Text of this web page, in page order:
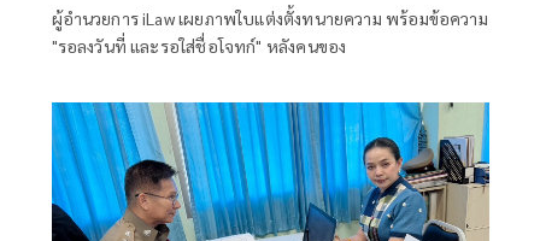
ผู้อำนวยการ iLaw เผยภาพใบแต่งตั้งทนายความ พร้อมข้อความ
"รอลงวันที่ และรอใส่ชื่อโจทก์" หลังคนของ